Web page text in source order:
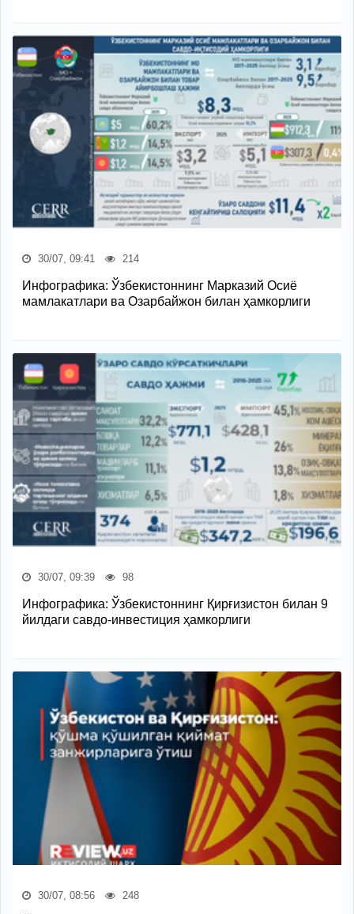
30/07, 09:41 214
Инфографика: Ўзбекистоннинг Марказий Осиё
мамлакатлари ва Озарбайжон билан ҳамкорлиги
30/07, 09:39 98
Инфографика: Ўзбекистоннинг Қирғизистон билан 9
йилдаги савдо-инвестиция ҳамкорлиги
30/07, 08:56 248